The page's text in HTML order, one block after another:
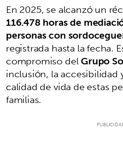
En 2025, se alcanzó un
116.478 horas de
personas con
registrada hasta la fecha.
compromiso delGrupo
inclusión, la accesibilidad
calidad de vida de estas
familias.